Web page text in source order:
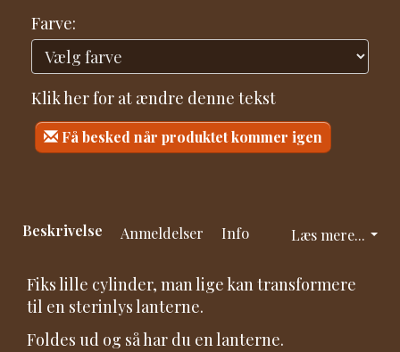
Farve:
Klik her for at ændre denne tekst
Få besked når produktet kommer igen
Læs mere...
Beskrivelse Anmeldelser Info
Fiks lille cylinder, man lige kan transformere
til en sterinlys lanterne.
Foldes ud og så har du en lanterne.